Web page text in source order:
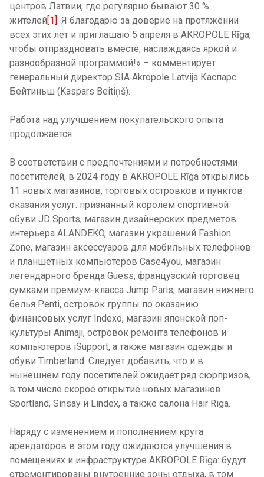
центров Латвии, где регулярно бывают 30 %
жителей[1]. Я благодарю за доверие на протяжении
всех этих лет и приглашаю 5 апреля в AKROPOLE Rīga,
чтобы отпраздновать вместе, наслаждаясь яркой и
разнообразной программой!» – комментирует
генеральный директор SIA Akropole Latvija Каспарс
Бейтиньш (Kaspars Beitiņš).
Работа над улучшением покупательского опыта
продолжается
В соответствии с предпочтениями и потребностями
посетителей, в 2024 году в AKROPOLE Rīga открылись
11 новых магазинов, торговых островков и пунктов
оказания услуг: признанный королем спортивной
обуви JD Sports, магазин дизайнерских предметов
интерьера ALANDEKO, магазин украшений Fashion
Zone, магазин аксессуаров для мобильных телефонов
и планшетных компьютеров Case4you, магазин
легендарного бренда Guess, французский торговец
сумками премиум-класса Jump Paris, магазин нижнего
белья Penti, островок группы по оказанию
финансовых услуг Indexo, магазин японской поп-
культуры Animaji, островок ремонта телефонов и
компьютеров iSupport, а также магазин одежды и
обуви Timberland. Следует добавить, что и в
нынешнем году посетителей ожидает ряд сюрпризов,
в том числе скорое открытие новых магазинов
Sportland, Sinsay и Lindex, а также салонa Hair Riga.
Наряду с изменением и пополнением круга
арендаторов в этом году ожидаются улучшения в
помещениях и инфраструктуре AKROPOLE Rīga: будут
отремонтированы внутренние зоны отдыха, в том